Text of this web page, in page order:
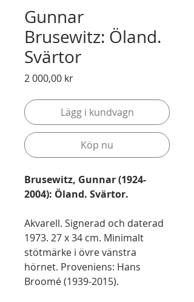
Gunnar
Brusewitz: Öland.
Svärtor
2 000,00 krPris
Lägg i kundvagn
Köp nu
Brusewitz, Gunnar (1924-
2004): Öland. Svärtor.
Akvarell. Signerad och daterad
1973. 27 x 34 cm. Minimalt
stötmärke i övre vänstra
hörnet. Proveniens: Hans
Broomé (1939-2015).